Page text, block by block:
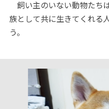
飼い主のいない動物たち
族として共に生きてくれる
う。